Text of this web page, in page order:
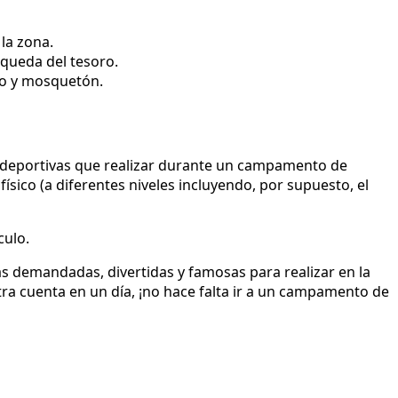
zona.
del tesoro.
y mosquetón.
que realizar durante un campamento de
(a diferentes niveles incluyendo, por supuesto, el
demandadas, divertidas y famosas para realizar en la
cuenta en un día, ¡no hace falta ir a un campamento de